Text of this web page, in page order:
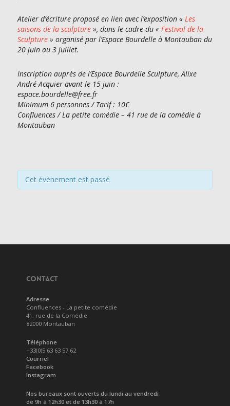
Atelier d’écriture proposé en lien avec l’exposition « Les
saisons de la sculpture », dans le cadre du « Festival de la
Sculpture» organisé par l’Espace Bourdelle à Montauban du
20 juin au 3 juillet.
Inscription auprès de l’Espace Bourdelle Sculpture, Alixe
André-Acquier avant le 15 juin :
espace.bourdelle@free.fr
Minimum 6 personnes / Tarif : 10€
Confluences / La petite comédie – 41 rue de la comédie à
Montauban
Cet évènement est passé
CONTACT
Adresse
Confluences - La petite comédie
41, rue de la Comédie
82000 Montauban
Téléphone
+33(0)5 63 63 57 62
Courriel
Facebook
Instagram
Nos bureaux sont ouverts du lundi au vendredi
de 9h à 12h30 et de 13h30 à 17h